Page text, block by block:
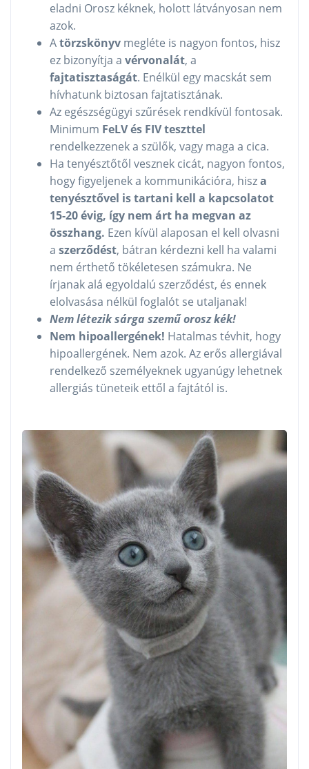
eladni Orosz kéknek, holott látványosan nem
azok.
Atörzskönyv megléte is nagyon fontos, hisz
ez bizonyítja a vérvonalát, a
fajtatisztaságát. Enélkül egy macskát sem
hívhatunk biztosan fajtatisztának.
Az egészségügyi szűrések rendkívül fontosak.
Minimum FeLV és FIV teszttel
rendelkezzenek a szülők, vagy maga a cica.
Ha tenyésztőtől vesznek cicát, nagyon fontos,
hogy figyeljenek a kommunikációra, hisza
tenyésztővel is tartani kell a kapcsolatot
15-20 évig, így nem árt ha megvan az
összhang. Ezen kívül alaposan el kell olvasni
a szerződést, bátran kérdezni kell ha valami
nem érthető tökéletesen számukra. Ne
írjanak alá egyoldalú szerződést, és ennek
elolvasása nélkül foglalót se utaljanak!
Nem létezik sárga szemű orosz kék!
Nem hipoallergének! Hatalmas tévhit, hogy
hipoallergének. Nem azok. Az erős allergiával
rendelkező személyeknek ugyanúgy lehetnek
allergiás tüneteik ettől a fajtától is.